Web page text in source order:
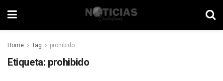
Home Tag prohibido
Etiqueta: prohibido